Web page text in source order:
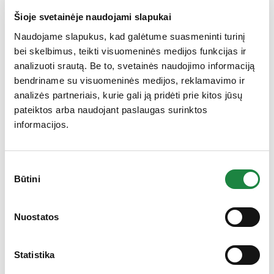
Šioje svetainėje naudojami slapukai
Naudojame slapukus, kad galėtume suasmeninti turinį
bei skelbimus, teikti visuomeninės medijos funkcijas ir
analizuoti srautą. Be to, svetainės naudojimo informaciją
bendriname su visuomeninės medijos, reklamavimo ir
analizės partneriais, kurie gali ją pridėti prie kitos jūsų
pateiktos arba naudojant paslaugas surinktos
informacijos.
pasirinkimas
Būtini
Nuostatos
Statistika
medžiagos celiuliozė ir kalcio fosfatai, kapsulės
apvalkalas (želatina, cinko oksidas), kukurūzų
krakmolas, lipnumą reguliuojančios medžiagos
riebalų rūgščių magnio druskos ir silicio dioksidas,
melatoninas.
Vartojimas:gerti po 1 kapsulę prieš miegą užgeriant
stikline vandens.
**Poveikis pasireiškia suvartojant 1 mg melatonino
suvartojant ne mažiau kaip 0,5 mg prieš einant
miegoti pirmą kelionės dieną ir kelias dienas po
Nėra maisto pakaitalas. Neviršyti nustatytos
rekomenduojamos dozės. Laikyti ne aukštesnėje kaip
Gauk 10% nuolaidą!